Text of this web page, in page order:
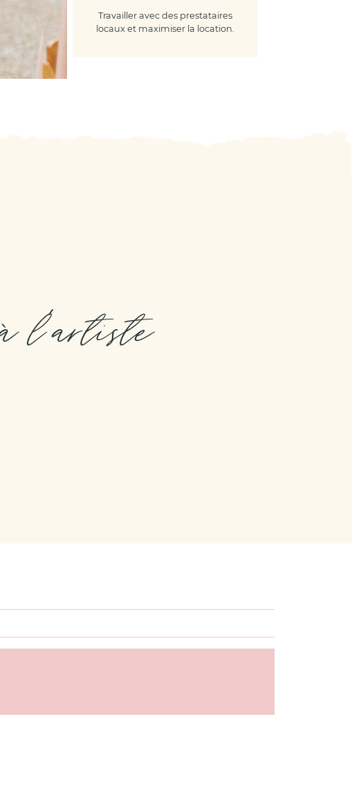
Travailler avec des prestataires
locaux et maximiser la location.
à l'artiste